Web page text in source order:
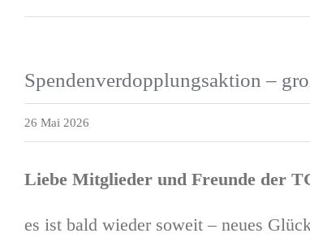
Spendenverdopplungsaktion –
26 Mai 2026
Liebe Mitglieder und Freunde der
es ist bald wieder soweit – neues